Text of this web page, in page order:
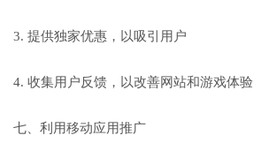
3. 提供独家优惠，以吸引用户
4. 收集用户反馈，以改善网站和游戏体验
七、利用移动应用推广